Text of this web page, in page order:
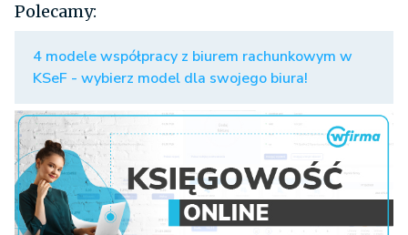
Polecamy:
4 modele współpracy z biurem rachunkowym w
KSeF - wybierz model dla swojego biura!